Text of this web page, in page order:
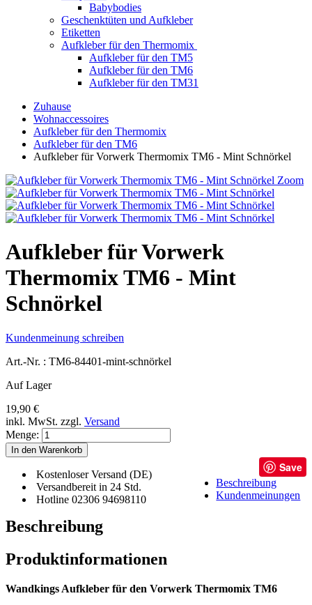
Babybodies
Geschenktüten und Aufkleber
Etiketten
Aufkleber für den Thermomix
Aufkleber für den TM5
Aufkleber für den TM6
Aufkleber für den TM31
Zuhause
Wohnaccessoires
Aufkleber für den Thermomix
Aufkleber für den TM6
Aufkleber für Vorwerk Thermomix TM6 - Mint Schnörkel
Zoom
Aufkleber für Vorwerk
Thermomix TM6 - Mint
Schnörkel
Kundenmeinung schreiben
Art.-Nr. : TM6-84401-mint-schnörkel
Auf Lager
19,90 €
inkl. MwSt. zzgl. Versand
Menge:
In den Warenkorb
Kostenloser Versand (DE)
Versandbereit in 24 Std.
Hotline 02306 94698110
Save
Beschreibung
Kundenmeinungen
Beschreibung
Produktinformationen
Wandkings Aufkleber für den Vorwerk Thermomix TM6